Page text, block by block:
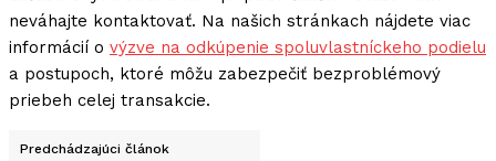
neváhajte kontaktovať. Na našich stránkach nájdete viac
informácií o výzve na odkúpenie spoluvlastníckeho podielu
a postupoch, ktoré môžu zabezpečiť bezproblémový
priebeh celej transakcie.
Predchádzajúci článok